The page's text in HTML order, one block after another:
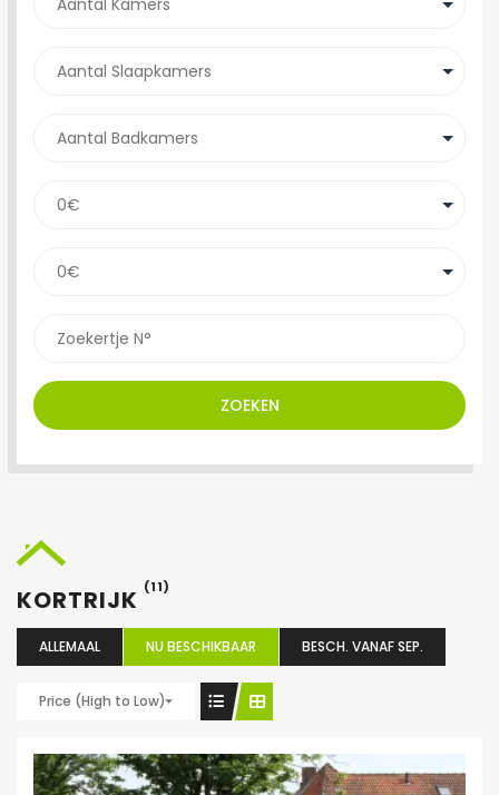
ZOEKEN
KORTRIJK (11)
ALLEMAAL NU BESCHIKBAAR BESCH. VANAF SEP.
Price (High to Low)